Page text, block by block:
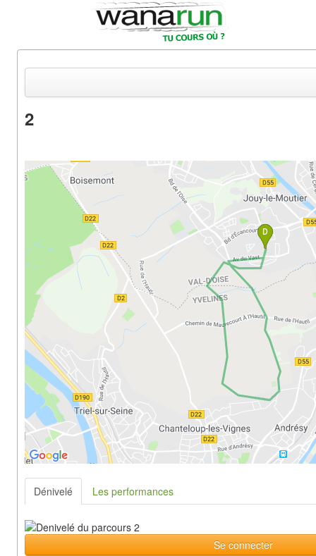
Equipements & Tests
Parcours & Courses
Outils & Réseaux
2
Dénivelé Les performances
Se connecter